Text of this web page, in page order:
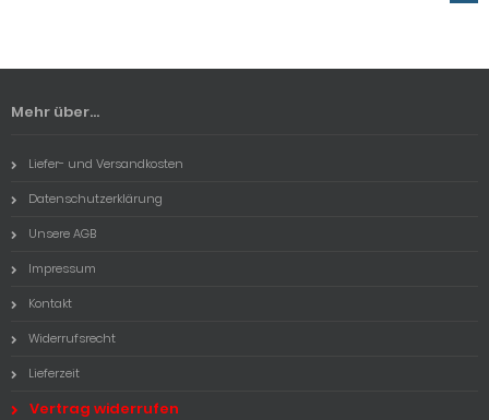
Mehr über...
Liefer- und Versandkosten
Datenschutzerklärung
Unsere AGB
Impressum
Kontakt
Widerrufsrecht
Lieferzeit
Vertrag widerrufen